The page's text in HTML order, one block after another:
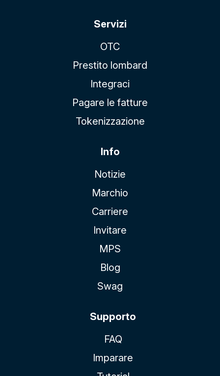
Servizi
OTC
Prestito lombard
Integraci
Pagare le fatture
Tokenizzazione
Info
Notizie
Marchio
Carriere
Invitare
MPS
Blog
Swag
Supporto
FAQ
Imparare